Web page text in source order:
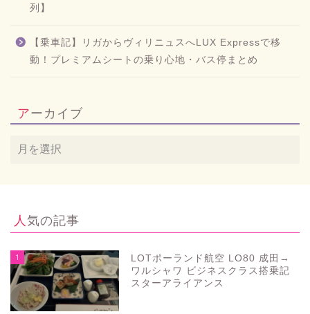
列】
【乗車記】リガからヴィリニュスへLUX Expressで移
動！プレミアムシートの乗り心地・バス停まとめ
アーカイブ
人気の記事
1
LOTポーランド航空 LO80 成田→
ワルシャワ ビジネスクラス搭乗記
スターアライアンス